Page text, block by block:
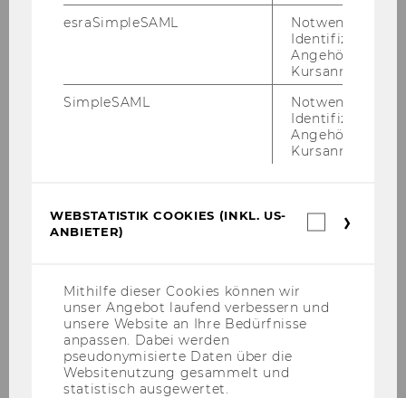
über die Fern­lei­he be­stellt
Öff­nen Sie Ihr Bi­blio­theks­kon­to und kli­cken Sie
Be­stel­lung.
In der Über­sicht sehen Sie die Bü­cher, die Sie
per Fern­lei­he be­stellt haben.
esraSimpleSAML
Notwendig zur
Identifizierung
Angehörige/r für
Kursanmeldung.
SimpleSAML
Notwendig zur
Identifizierung
Angehörige/r für
Kursanmeldung.
WEBSTATISTIK COOKIES (INKL. US-
ANBIETER)
Mithilfe dieser Cookies können wir
unser Angebot laufend verbessern und
unsere Website an Ihre Bedürfnisse
anpassen. Dabei werden
pseudonymisierte Daten über die
Websitenutzung gesammelt und
statistisch ausgewertet.